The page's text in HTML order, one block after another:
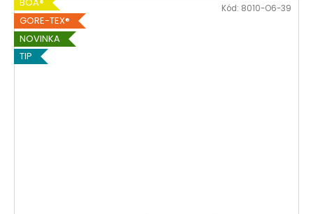
BOA®
GORE-TEX®
NOVINKA
TIP
Kód: 8010-O6-39